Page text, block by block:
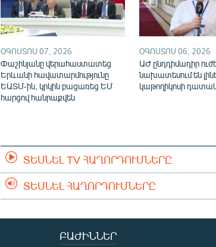
ՕԳՈՍՏՈՍ 07, 2026
Փաշինյանը վերահաստատեց
Երևանի հավատարմությունը
ԵԱՏՄ-ին, կրկին բացառեց ԵՄ
հարցով հանրաքվեն
ՕԳՈՍՏՈՍ 06, 2026
ԱԺ ընդդիմադիր
նախատեսում են
կաթողիկոսի
ՏԵՍՆԵԼ TV ՀԱՂՈՐԴՈՒՄՆԵՐԸ
ՏԵՍՆԵԼ ՀԱՂՈՐԴՈՒՄՆԵՐԸ
ԲԱԺԻՆՆԵՐ